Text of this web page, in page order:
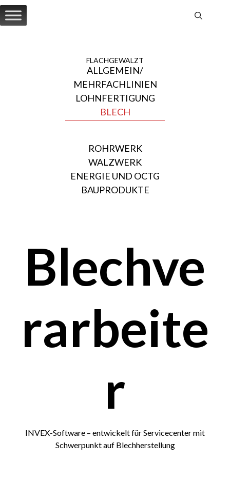
Zum
Inhalt
FLACHGEWALZT
ALLGEMEIN/
MEHRFACHLINIEN
LOHNFERTIGUNG
BLECH
ROHRWERK
WALZWERK
ENERGIE UND OCTG
BAUPRODUKTE
Blechve
rarbeite
r
INVEX-Software – entwickelt für Servicecenter mit
Schwerpunkt auf Blechherstellung